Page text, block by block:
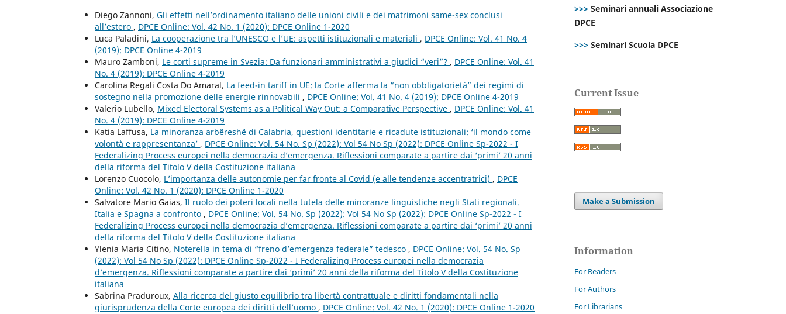
Diego Zannoni, Gli effetti nell’ordinamento italiano delle unioni civili e dei matrimoni same-sex conclusi
all’estero , DPCE Online: Vol. 42 No. 1 (2020): DPCE Online 1-2020
Luca Paladini, La cooperazione tra l’UNESCO e l’UE: aspetti istituzionali e materiali , DPCE Online: Vol. 41 No. 4
(2019): DPCE Online 4-2019
Mauro Zamboni, Le corti supreme in Svezia: Da funzionari amministrativi a giudici “veri”? , DPCE Online: Vol. 41
No. 4 (2019): DPCE Online 4-2019
Carolina Regali Costa Do Amaral, La feed-in tariff in UE: la Corte afferma la “non obbligatorietà” dei regimi di
sostegno nella promozione delle energie rinnovabili , DPCE Online: Vol. 41 No. 4 (2019): DPCE Online 4-2019
Valerio Lubello, Mixed Electoral Systems as a Political Way Out: a Comparative Perspective , DPCE Online: Vol. 41
No. 4 (2019): DPCE Online 4-2019
Katia Laffusa, La minoranza arbëreshë di Calabria, questioni identitarie e ricadute istituzionali: ‘il mondo come
volontà e rappresentanza’ , DPCE Online: Vol. 54 No. Sp (2022): Vol 54 No Sp (2022): DPCE Online Sp-2022 - I
Federalizing Process europei nella democrazia d’emergenza. Riflessioni comparate a partire dai ‘primi’ 20 anni
della riforma del Titolo V della Costituzione italiana
Lorenzo Cuocolo, L’importanza delle autonomie per far fronte al Covid (e alle tendenze accentratrici) , DPCE
Online: Vol. 42 No. 1 (2020): DPCE Online 1-2020
Salvatore Mario Gaias, Il ruolo dei poteri locali nella tutela delle minoranze linguistiche negli Stati regionali.
Italia e Spagna a confronto , DPCE Online: Vol. 54 No. Sp (2022): Vol 54 No Sp (2022): DPCE Online Sp-2022 - I
Federalizing Process europei nella democrazia d’emergenza. Riflessioni comparate a partire dai ‘primi’ 20 anni
della riforma del Titolo V della Costituzione italiana
Ylenia Maria Citino, Noterella in tema di “freno d’emergenza federale” tedesco , DPCE Online: Vol. 54 No. Sp
(2022): Vol 54 No Sp (2022): DPCE Online Sp-2022 - I Federalizing Process europei nella democrazia
d’emergenza. Riflessioni comparate a partire dai ‘primi’ 20 anni della riforma del Titolo V della Costituzione
italiana
Sabrina Praduroux, Alla ricerca del giusto equilibrio tra libertà contrattuale e diritti fondamentali nella
giurisprudenza della Corte europea dei diritti dell’uomo , DPCE Online: Vol. 42 No. 1 (2020): DPCE Online 1-2020
>>> Seminari annuali Associazione
DPCE
>>> Seminari Scuola DPCE
Current Issue
Make a Submission
Information
For Readers
For Authors
For Librarians